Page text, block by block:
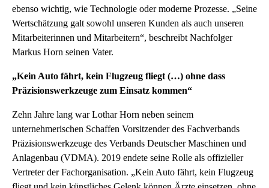
ebenso wichtig, wie Technologie oder moderne Prozesse. „Seine
Wertschätzung galt sowohl unseren Kunden als auch unseren
Mitarbeiterinnen und Mitarbeitern“, beschreibt Nachfolger
Markus Horn seinen Vater.
„Kein Auto fährt, kein Flugzeug fliegt (…) ohne dass
Präzisionswerkzeuge zum Einsatz kommen“
Zehn Jahre lang war Lothar Horn neben seinem
unternehmerischen Schaffen Vorsitzender des Fachverbands
Präzisionswerkzeuge des Verbands Deutscher Maschinen und
Anlagenbau (VDMA). 2019 endete seine Rolle als offizieller
Vertreter der Fachorganisation. „Kein Auto fährt, kein Flugzeug